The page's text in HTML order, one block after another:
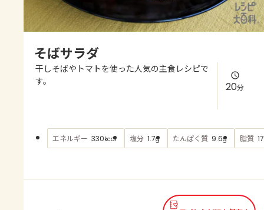
レシピ
よくあるお問い合わせ
AJINOMOTO PARK とは
そばサラダ
干しそばやトマトを使った人気の主食レシピで
す。
20分
エネルギー 330kcal 塩分 1.7g たんぱく質 9.6g 脂質